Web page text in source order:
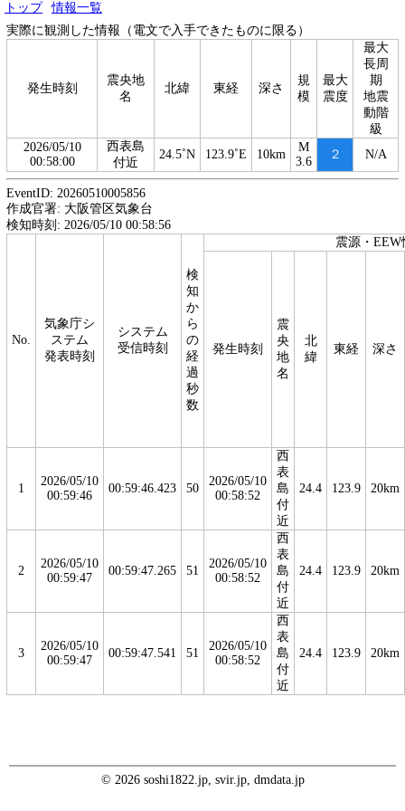
トップ
情報一覧
実際に観測した情報（電文で入手できたものに限る）
発生時刻
震央地
名
北緯 東経 深さ
規
模
最大
震度
最大
長周
期
地震
動階
級
2026/05/10
00:58:00
西表島
付近
24.5˚N 123.9˚E 10km
M
3.6
２ N/A
EventID: 20260510005856
作成官署: 大阪管区気象台
検知時刻: 2026/05/10 00:58:56
No.
気象庁シ
ステム
発表時刻
システム
受信時刻
検
知
か
ら
の
経
過
秒
数
震源・EEW
発生時刻
震
央
地
名
北
緯
東経 深さ
1
2026/05/10
00:59:46
00:59:46.423 50
2026/05/10
00:58:52
西
表
島
付
近
24.4 123.9 20km
2
2026/05/10
00:59:47
00:59:47.265 51
2026/05/10
00:58:52
西
表
島
付
近
24.4 123.9 20km
3
2026/05/10
00:59:47
00:59:47.541 51
2026/05/10
00:58:52
西
表
島
付
近
24.4 123.9 20km
© 2026 soshi1822.jp, svir.jp, dmdata.jp